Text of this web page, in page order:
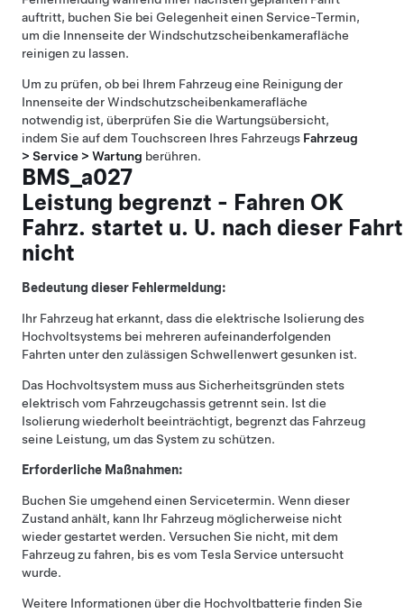
auftritt, buchen Sie bei Gelegenheit einen Service-Termin,
um die Innenseite der Windschutzscheibenkamerafläche
reinigen zu lassen.
Um zu prüfen, ob bei Ihrem Fahrzeug eine Reinigung der
Innenseite der Windschutzscheibenkamerafläche
notwendig ist, überprüfen Sie die Wartungsübersicht,
indem Sie auf dem Touchscreen Ihres Fahrzeugs Fahrzeug
> Service > Wartung berühren.
BMS_a027
Leistung begrenzt - Fahren OK
Fahrz. startet u. U. nach dieser Fahrt
nicht
Bedeutung dieser Fehlermeldung:
Ihr Fahrzeug hat erkannt, dass die elektrische Isolierung des
Hochvoltsystems bei mehreren aufeinanderfolgenden
Fahrten unter den zulässigen Schwellenwert gesunken ist.
Das Hochvoltsystem muss aus Sicherheitsgründen stets
elektrisch vom Fahrzeugchassis getrennt sein. Ist die
Isolierung wiederholt beeinträchtigt, begrenzt das Fahrzeug
seine Leistung, um das System zu schützen.
Erforderliche Maßnahmen:
Buchen Sie umgehend einen Servicetermin. Wenn dieser
Zustand anhält, kann Ihr Fahrzeug möglicherweise nicht
wieder gestartet werden. Versuchen Sie nicht, mit dem
Fahrzeug zu fahren, bis es vom Tesla Service untersucht
wurde.
Weitere Informationen über die Hochvoltbatterie finden Sie